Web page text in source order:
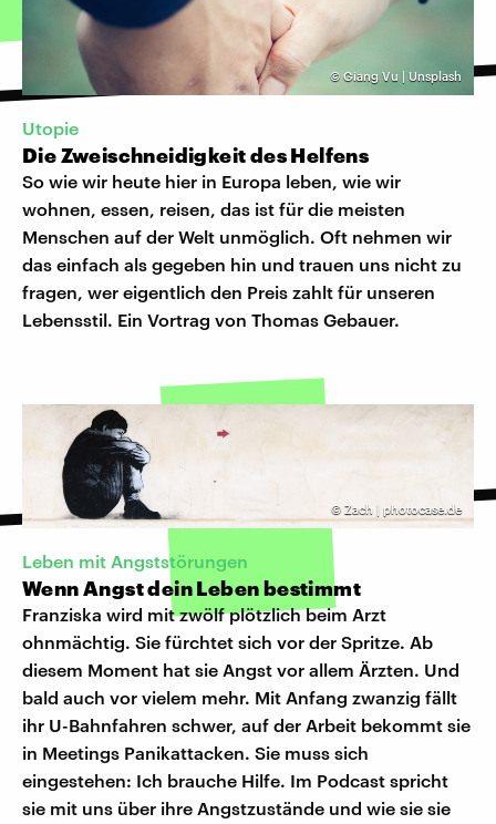
© Giang Vu | Unsplash
Utopie
Die Zweischneidigkeit des Helfens
So wie wir heute hier in Europa leben, wie wir
wohnen, essen, reisen, das ist für die meisten
Menschen auf der Welt unmöglich. Oft nehmen wir
das einfach als gegeben hin und trauen uns nicht zu
fragen, wer eigentlich den Preis zahlt für unseren
Lebensstil. Ein Vortrag von Thomas Gebauer.
© Zach | photocase.de
Leben mit Angststörungen
Wenn Angst dein Leben bestimmt
Franziska wird mit zwölf plötzlich beim Arzt
ohnmächtig. Sie fürchtet sich vor der Spritze. Ab
diesem Moment hat sie Angst vor allem Ärzten. Und
bald auch vor vielem mehr. Mit Anfang zwanzig fällt
ihr U-Bahnfahren schwer, auf der Arbeit bekommt sie
in Meetings Panikattacken. Sie muss sich
eingestehen: Ich brauche Hilfe. Im Podcast spricht
sie mit uns über ihre Angstzustände und wie sie sie